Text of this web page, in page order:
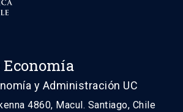
y Administración UC
4860, Macul. Santiago, Chile